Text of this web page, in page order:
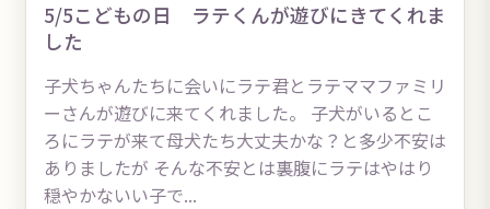
5/5こどもの日 ラテくんが遊びにきてくれま
した
子犬ちゃんたちに会いにラテ君とラテママファミリ
ーさんが遊びに来てくれました。 子犬がいるとこ
ろにラテが来て母犬たち大丈夫かな？と多少不安は
ありましたが そんな不安とは裏腹にラテはやはり
穏やかないい子で...